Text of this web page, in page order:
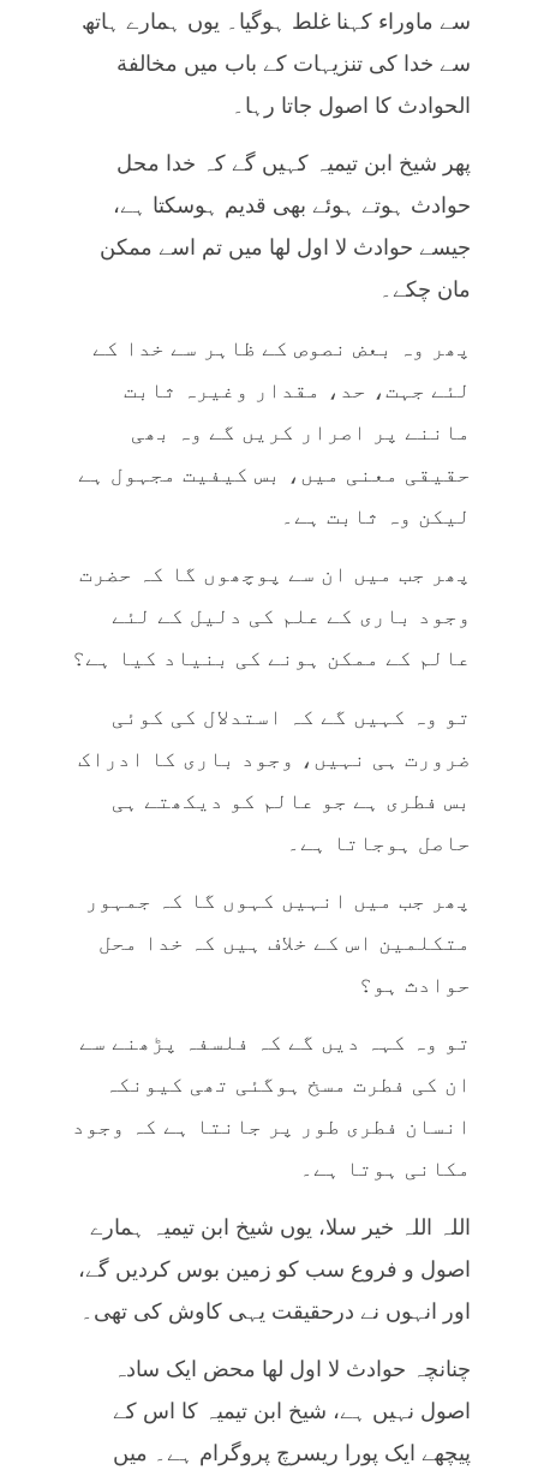
سے ماوراء کہنا غلط ہوگیا۔ یوں ہمارے ہاتھ
سے خدا کی تنزیہات کے باب میں مخالفة
الحوادث کا اصول جاتا رہا۔
پھر شیخ ابن تیمیہ کہیں گے کہ خدا محل
حوادث ہوتے ہوئے بھی قدیم ہوسکتا ہے،
جیسے حوادث لا اول لھا میں تم اسے ممکن
مان چکے۔
پھر وہ بعض نصوص کے ظاہر سے خدا کے
لئے جہت، حد، مقدار وغیرہ ثابت
ماننے پر اصرار کریں گے وہ بھی
حقیقی معنی میں، بس کیفیت مجہول ہے
لیکن وہ ثابت ہے۔
پھر جب میں ان سے پوچھوں گا کہ حضرت
وجود باری کے علم کی دلیل کے لئے
عالم کے ممکن ہونے کی بنیاد کیا ہے؟
تو وہ کہیں گے کہ استدلال کی کوئی
ضرورت ہی نہیں، وجود باری کا ادراک
بس فطری ہے جو عالم کو دیکھتے ہی
حاصل ہوجاتا ہے۔
پھر جب میں انہیں کہوں گا کہ جمہور
متکلمین اس کے خلاف ہیں کہ خدا محل
حوادث ہو؟
تو وہ کہہ دیں گے کہ فلسفہ پڑھنے سے
ان کی فطرت مسخ ہوگئی تھی کیونکہ
انسان فطری طور پر جانتا ہے کہ وجود
مکانی ہوتا ہے۔
اللہ اللہ خیر سلا، یوں شیخ ابن تیمیہ ہمارے
اصول و فروع سب کو زمین بوس کردیں گے،
اور انہوں نے درحقیقت یہی کاوش کی تھی۔
چنانچہ حوادث لا اول لھا محض ایک سادہ
اصول نہیں ہے، شیخ ابن تیمیہ کا اس کے
پیچھے ایک پورا ریسرچ پروگرام ہے۔ میں